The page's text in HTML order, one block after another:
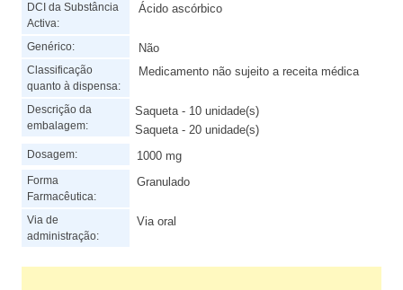
DCI da Substância
Activa:
Ácido ascórbico
Genérico: Não
Classificação
quanto à dispensa:
Medicamento não sujeito a receita médica
Descrição da
embalagem:
Saqueta - 10 unidade(s)
Saqueta - 20 unidade(s)
Dosagem: 1000 mg
Forma
Farmacêutica:
Granulado
Via de
administração:
Via oral